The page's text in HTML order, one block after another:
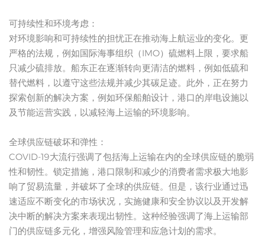
可持续性和环境考虑：
对环境影响和可持续性的担忧正在推动海上航运业的变化。更
严格的法规，例如国际海事组织（IMO）硫燃料上限，要求船
只减少硫排放。船东正在逐渐转向更清洁的燃料，例如低硫和
替代燃料，以遵守这些法规并减少其碳足迹。此外，正在努力
探索创新的解决方案，例如环保船舶设计，港口的岸电设施以
及节能运营实践，以减轻海上运输的环境影响。
全球供应链破坏和弹性：
COVID-19大流行强调了包括海上运输在内的全球供应链的脆弱
性和韧性。锁定措施，港口限制和减少的消费者需求极大地影
响了贸易流量，并破坏了全球的供应链。但是，该行业通过迅
速适应不断变化的市场状况，实施健康和安全协议以及开发解
决中断的解决方案来表现出韧性。这种经验强调了海上运输部
门的供应链多元化，增强风险管理和应急计划的需求。